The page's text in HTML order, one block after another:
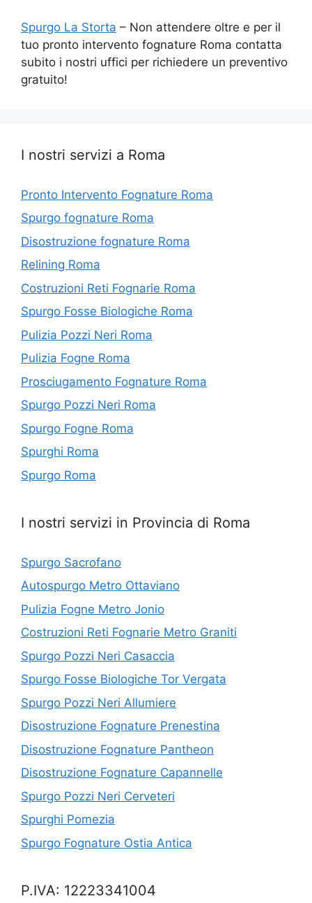
Spurgo La Storta – Non attendere oltre e per il
tuo pronto intervento fognature Roma contatta
subito i nostri uffici per richiedere un preventivo
gratuito!
I nostri servizi a Roma
Pronto Intervento Fognature Roma
Spurgo fognature Roma
Disostruzione fognature Roma
Relining Roma
Costruzioni Reti Fognarie Roma
Spurgo Fosse Biologiche Roma
Pulizia Pozzi Neri Roma
Pulizia Fogne Roma
Prosciugamento Fognature Roma
Spurgo Pozzi Neri Roma
Spurgo Fogne Roma
Spurghi Roma
Spurgo Roma
I nostri servizi in Provincia di Roma
Spurgo Sacrofano
Autospurgo Metro Ottaviano
Pulizia Fogne Metro Jonio
Costruzioni Reti Fognarie Metro Graniti
Spurgo Pozzi Neri Casaccia
Spurgo Fosse Biologiche Tor Vergata
Spurgo Pozzi Neri Allumiere
Disostruzione Fognature Prenestina
Disostruzione Fognature Pantheon
Disostruzione Fognature Capannelle
Spurgo Pozzi Neri Cerveteri
Spurghi Pomezia
Spurgo Fognature Ostia Antica
P.IVA: 12223341004